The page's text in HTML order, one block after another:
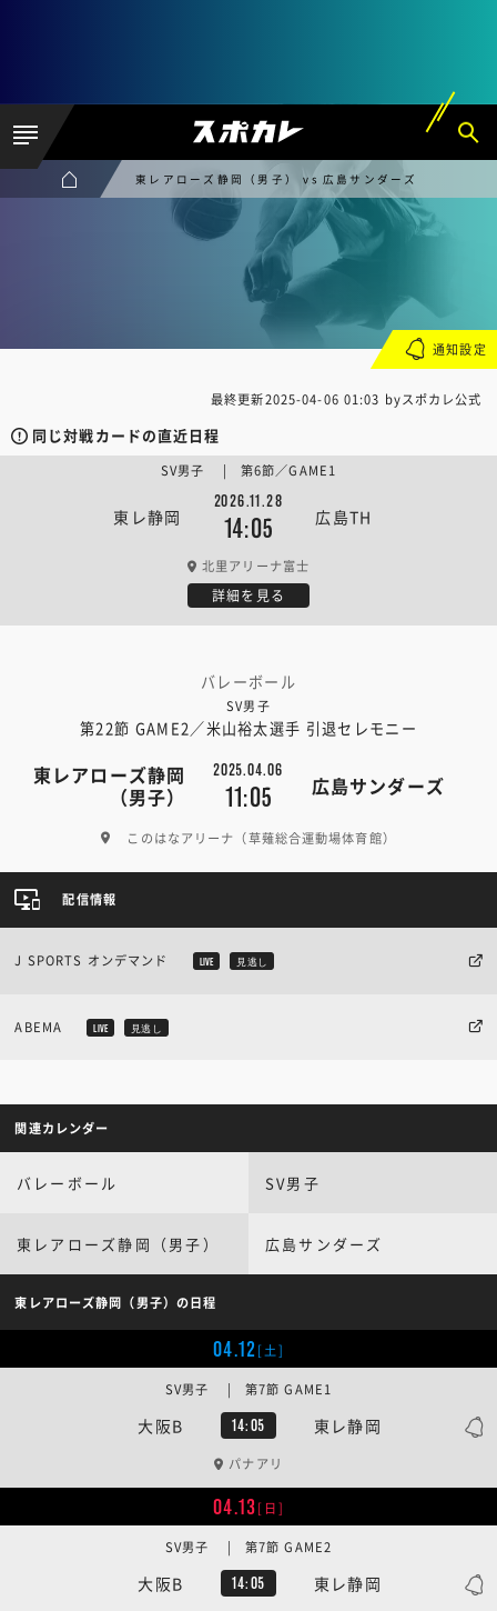
東レアローズ静岡（男子） vs 広島サンダーズ
最終更新2025-04-06 01:03 byスポカレ公式
同じ対戦カードの直近日程
東レ静岡
2026.11.28
14:05 広島TH
SV男子 | 第6節／GAME1
北里アリーナ富士
詳細を見る
バレーボール
SV男子
第22節 GAME2／米山裕太選手 引退セレモニー
東レアローズ静岡
（男子）
2025.04.06
11:05 広島サンダーズ
このはなアリーナ（草薙総合運動場体育館）
通知設定
配信情報
J SPORTS オンデマンド LIVE 見逃し
ABEMA LIVE 見逃し
関連カレンダー
バレーボール SV男子
東レアローズ静岡（男子） 広島サンダーズ
東レアローズ静岡（男子）の日程
04.12[土]
大阪B 14:05 東レ静岡
SV男子 | 第7節 GAME1
パナアリ
04.13[日]
大阪B 14:05 東レ静岡
SV男子 | 第7節 GAME2